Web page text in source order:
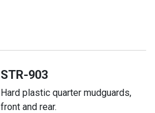
STR-903
Hard plastic quarter mudguards,
front and rear.